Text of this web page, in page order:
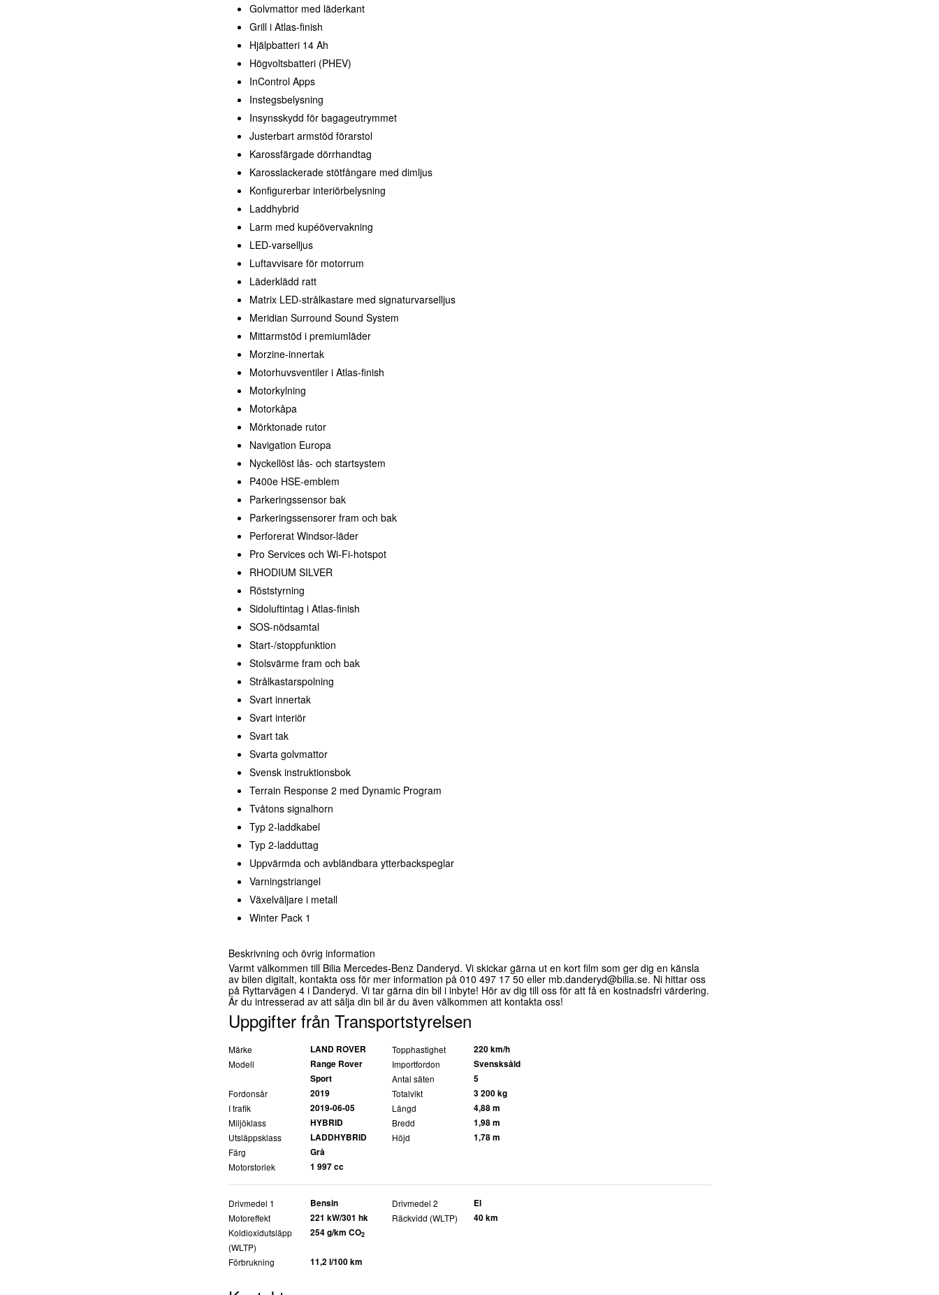
Golvmattor med läderkant
Grill i Atlas-finish
Hjälpbatteri 14 Ah
Högvoltsbatteri (PHEV)
InControl Apps
Instegsbelysning
Insynsskydd för bagageutrymmet
Justerbart armstöd förarstol
Karossfärgade dörrhandtag
Karosslackerade stötfångare med dimljus
Konfigurerbar interiörbelysning
Laddhybrid
Larm med kupéövervakning
LED-varselljus
Luftavvisare för motorrum
Läderklädd ratt
Matrix LED-strålkastare med signaturvarselljus
Meridian Surround Sound System
Mittarmstöd i premiumläder
Morzine-innertak
Motorhuvsventiler i Atlas-finish
Motorkylning
Motorkåpa
Mörktonade rutor
Navigation Europa
Nyckellöst lås- och startsystem
P400e HSE-emblem
Parkeringssensor bak
Parkeringssensorer fram och bak
Perforerat Windsor-läder
Pro Services och Wi-Fi-hotspot
RHODIUM SILVER
Röststyrning
Sidoluftintag i Atlas-finish
SOS-nödsamtal
Start-/stoppfunktion
Stolsvärme fram och bak
Strålkastarspolning
Svart innertak
Svart interiör
Svart tak
Svarta golvmattor
Svensk instruktionsbok
Terrain Response 2 med Dynamic Program
Tvåtons signalhorn
Typ 2-laddkabel
Typ 2-ladduttag
Uppvärmda och avbländbara ytterbackspeglar
Varningstriangel
Växelväljare i metall
Winter Pack 1
Beskrivning och övrig information
Varmt välkommen till Bilia Mercedes-Benz Danderyd. Vi skickar gärna ut en kort film som ger dig en känsla
av bilen digitalt, kontakta oss för mer information på 010 497 17 50 eller mb.danderyd@bilia.se. Ni hittar oss
på Ryttarvägen 4 i Danderyd. Vi tar gärna din bil i inbyte! Hör av dig till oss för att få en kostnadsfri värdering.
Är du intresserad av att sälja din bil är du även välkommen att kontakta oss!
Uppgifter från Transportstyrelsen
Märke
LAND ROVER
Modell
Range Rover
Sport
Fordonsår
2019
I trafik
2019-06-05
Miljöklass
HYBRID
Utsläppsklass
LADDHYBRID
Färg
Grå
Motorstorlek
1 997 cc
Topphastighet
220 km/h
Importfordon
Svensksåld
Antal säten
5
Totalvikt
3 200 kg
Längd
4,88 m
Bredd
1,98 m
Höjd
1,78 m
Drivmedel 1
Bensin
Motoreffekt
221 kW/301 hk
Koldioxidutsläpp
(WLTP)
254 g/km CO2
Förbrukning 11,2 l/100 km
Drivmedel 2
El
Räckvidd (WLTP)
40 km